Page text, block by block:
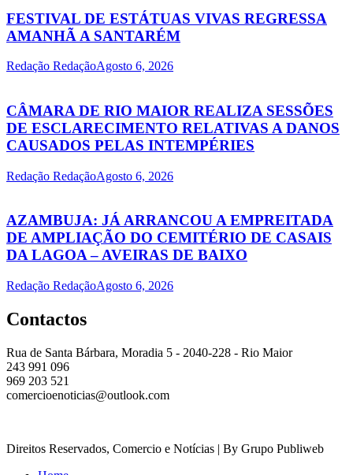
FESTIVAL DE ESTÁTUAS VIVAS REGRESSA
AMANHÃ A SANTARÉM
Redação RedaçãoAgosto 6, 2026
CÂMARA DE RIO MAIOR REALIZA SESSÕES
DE ESCLARECIMENTO RELATIVAS A DANOS
CAUSADOS PELAS INTEMPÉRIES
Redação RedaçãoAgosto 6, 2026
AZAMBUJA: JÁ ARRANCOU A EMPREITADA
DE AMPLIAÇÃO DO CEMITÉRIO DE CASAIS
DA LAGOA – AVEIRAS DE BAIXO
Redação RedaçãoAgosto 6, 2026
Contactos
Rua de Santa Bárbara, Moradia 5 - 2040-228 - Rio Maior
243 991 096
969 203 521
comercioenoticias@outlook.com
Direitos Reservados, Comercio e Notícias | By Grupo Publiweb